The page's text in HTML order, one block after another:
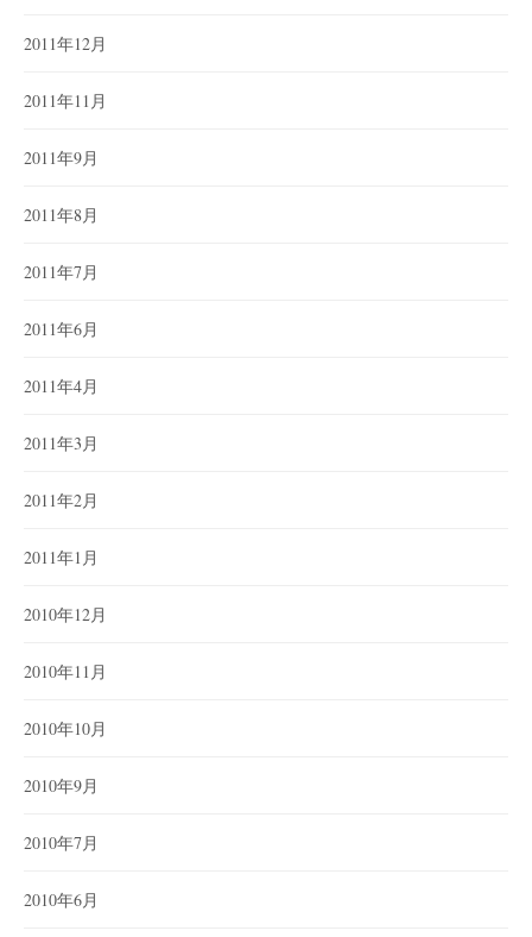
2011年12月
2011年11月
2011年9月
2011年8月
2011年7月
2011年6月
2011年4月
2011年3月
2011年2月
2011年1月
2010年12月
2010年11月
2010年10月
2010年9月
2010年7月
2010年6月